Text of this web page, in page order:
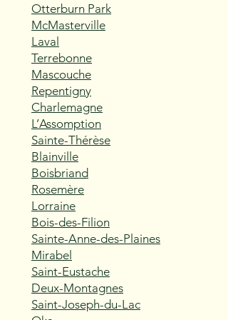
Otterburn Park
McMasterville
Laval
Terrebonne
Mascouche
Repentigny
Charlemagne
L’Assomption
Sainte-Thérèse
Blainville
Boisbriand
Rosemère
Lorraine
Bois-des-Filion
Sainte-Anne-des-Plaines
Mirabel
Saint-Eustache
Deux-Montagnes
Saint-Joseph-du-Lac